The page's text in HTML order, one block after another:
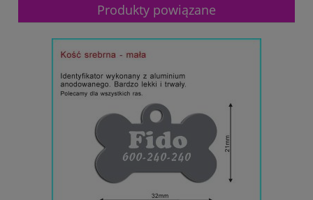
Produkty powiązane